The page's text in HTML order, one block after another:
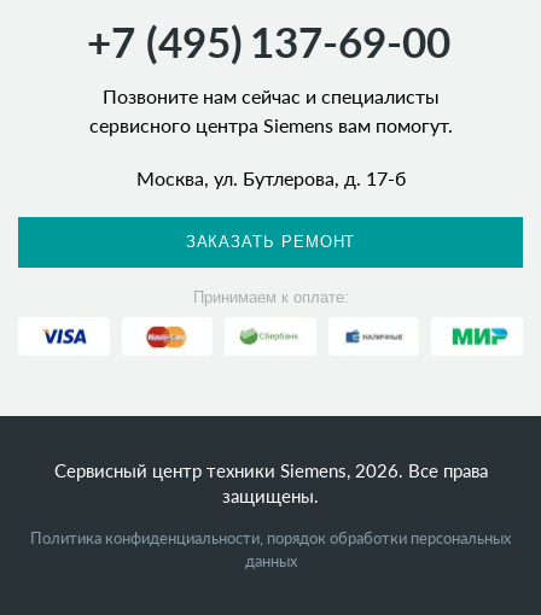
+7 (495) 137-69-00
Позвоните нам сейчас и специалисты
сервисного центра Siemens вам помогут.
Москва, ул. Бутлерова, д. 17-б
ЗАКАЗАТЬ РЕМОНТ
Принимаем к оплате:
Сервисный центр техники Siemens, 2026. Все права
защищены.
Политика конфиденциальности, порядок обработки персональных
данных